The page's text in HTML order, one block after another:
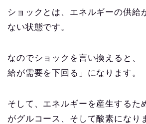
ショックとは、エネルギーの供給
ない状態です。
なのでショックを言い換えると、
給が需要を下回る」になります。
そして、エネルギーを産生するた
がグルコース、そして酸素になり